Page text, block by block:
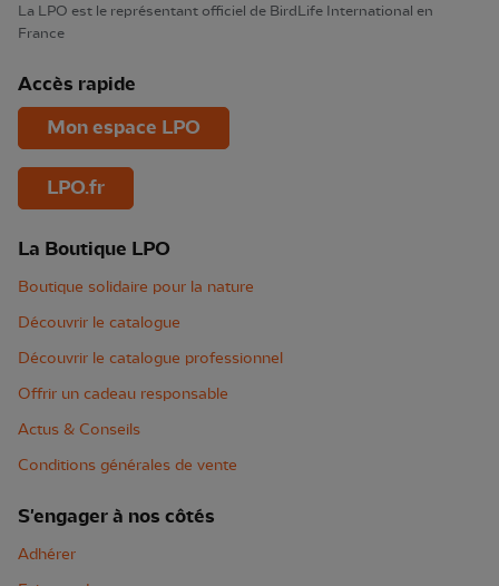
La LPO est le représentant officiel de BirdLife International en
France
Accès rapide
Mon espace LPO
LPO.fr
La Boutique LPO
Boutique solidaire pour la nature
Découvrir le catalogue
Découvrir le catalogue professionnel
Offrir un cadeau responsable
Actus & Conseils
Conditions générales de vente
S'engager à nos côtés
Adhérer